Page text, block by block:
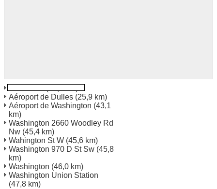
Aéroport de Dulles (25,9 km)
Aéroport de Washington (43,1
km)
Washington 2660 Woodley Rd
Nw (45,4 km)
Wahington St W (45,6 km)
Washington 970 D St Sw (45,8
km)
Washington (46,0 km)
Washington Union Station
(47,8 km)